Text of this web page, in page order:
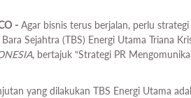
- Agar bisnis terus berjalan, perlu
Sejahtra (TBS) Energi Utama Triana
, bertajuk “Strategi PR
yang dilakukan TBS Energi Utama